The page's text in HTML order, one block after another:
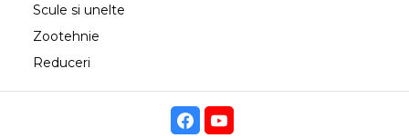
Scule si unelte
Zootehnie
Reduceri